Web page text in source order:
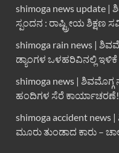
shimoga news update |
ಸ್ಪಂದನ : ರಾಷ್ಟ್ರೀಯ
shimoga rain news |
ಡ್ಯಾಂಗಳ ಒಳಹರಿವಿನಲ್ಲಿ ಇಳಿಕೆ
shimoga news |
ಹಂದಿಗಳ ಸೆರೆ ಕಾರ್ಯಾಚರಣೆ!
shimoga accident news
ಮೂರು ತುಂಡಾದ ಕಾರು –